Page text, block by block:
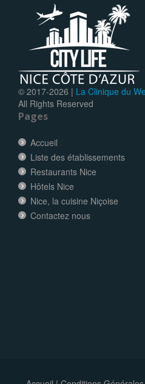
© 2017-2026 | La Clinique du
All Rights Reserved
Pages
Accueil
Liste des établissements
Restaurants Nice
Hôtels Nice
Nice, la cuisine Niçoise
Contactez nous